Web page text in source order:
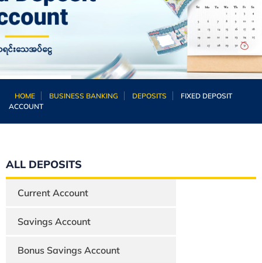
HOME BUSINESS BANKING DEPOSITS
FIXED DEPOSIT
ACCOUNT
ALL DEPOSITS
Current Account
Savings Account
Bonus Savings Account